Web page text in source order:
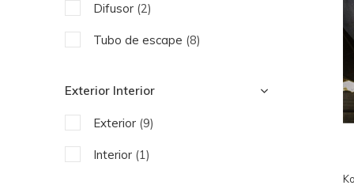
Difusor (2)
Tubo de escape (8)
Exterior Interior
Exterior (9)
Interior (1)